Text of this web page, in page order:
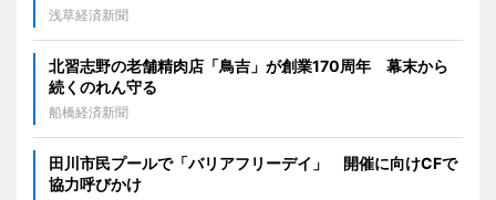
浅草経済新聞
北習志野の老舗精肉店「鳥吉」が創業170周年 幕末から
続くのれん守る
船橋経済新聞
田川市民プールで「バリアフリーデイ」 開催に向けCFで
協力呼びかけ